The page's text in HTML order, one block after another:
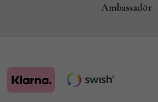
Ambassadör